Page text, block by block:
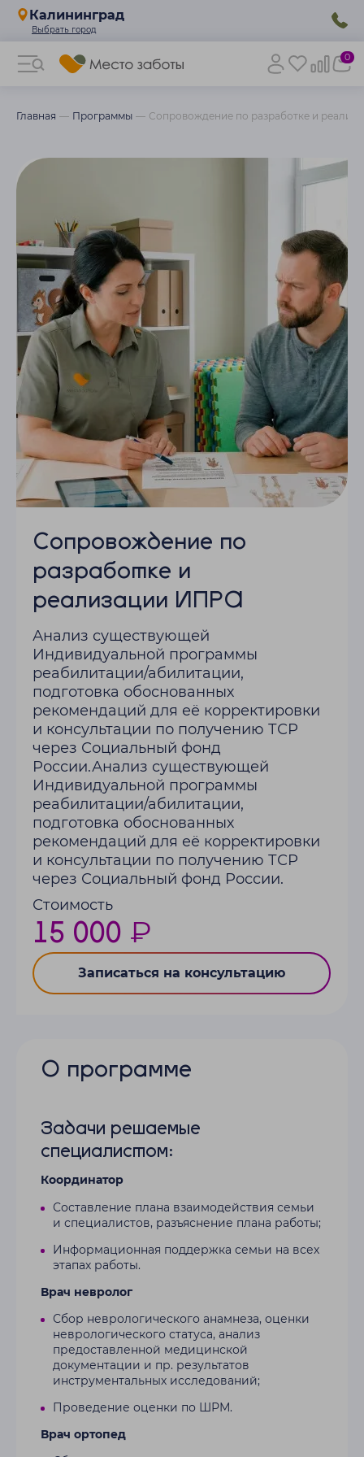
Калининград
0
Главная Программы Сопровождение по разработке и
Сопровождение по
разработке и
реализации ИПРА
Анализ существующей
Индивидуальной программы
реабилитации/абилитации,
подготовка обоснованных
рекомендаций для её корректировки
и консультации по получению ТСР
через Социальный фонд
России.Анализ существующей
Индивидуальной программы
реабилитации/абилитации,
подготовка обоснованных
рекомендаций для её корректировки
и консультации по получению ТСР
через Социальный фонд России.
Стоимость
15 000 ₽
Записаться на консультацию
О программе
Задачи решаемые
специалистом:
Координатор
Составление плана взаимодействия семьи
и специалистов, разъяснение плана работы;
Информационная поддержка семьи на всех
этапах работы.
Врач невролог
Сбор неврологического анамнеза, оценки
неврологического статуса, анализ
предоставленной медицинской
документации и пр. результатов
инструментальных исследований;
Проведение оценки по ШРМ.
Врач ортопед